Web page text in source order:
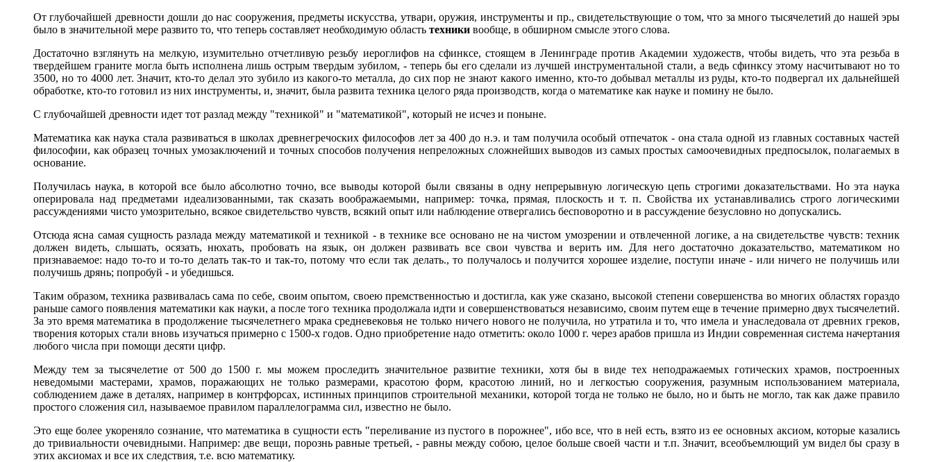
От глубочайшей древности дошли до нас сооружения, предметы искусства, утвари, оружия, инструменты и пр., свидетельствующие о том, что за много тысячелетий до нашей эры
было в значительной мере развито то, что теперь составляет необходимую область техники вообще, в обширном смысле этого слова.
Достаточно взглянуть на мелкую, изумительно отчетливую резьбу иероглифов на сфинксе, стоящем в Ленинграде против Академии художеств, чтобы видеть, что эта резьба в
твердейшем граните могла быть исполнена лишь острым твердым зубилом, - теперь бы его сделали из лучшей инструментальной стали, а ведь сфинксу этому насчитывают но то
3500, но то 4000 лет. Значит, кто-то делал это зубило из какого-то металла, до сих пор не знают какого именно, кто-то добывал металлы из руды, кто-то подвергал их дальнейшей
обработке, кто-то готовил из них инструменты, и, значит, была развита техника целого ряда производств, когда о математике как науке и помину не было.
С глубочайшей древности идет тот разлад между "техникой" и "математикой", который не исчез и поныне.
Математика как наука стала развиваться в школах древнегречоских философов лет за 400 до н.э. и там получила особый отпечаток - она стала одной из главных составных частей
философии, как образец точных умозаключений и точных способов получения непреложных сложнейших выводов из самых простых самоочевидных предпосылок, полагаемых в
основание.
Получилась наука, в которой все было абсолютно точно, все выводы которой были связаны в одну непрерывную логическую цепь строгими доказательствами. Но эта наука
оперировала над предметами идеализованными, так сказать воображаемыми, например: точка, прямая, плоскость и т. п. Свойства их устанавливались строго логическими
рассуждениями чисто умозрительно, всякое свидетельство чувств, всякий опыт или наблюдение отвергались бесповоротно и в рассуждение безусловно но допускались.
Отсюда ясна самая сущность разлада между математикой и техникой - в технике все основано не на чистом умозрении и отвлеченной логике, а на свидетельстве чувств: техник
должен видеть, слышать, осязать, нюхать, пробовать на язык, он должен развивать все свои чувства и верить им. Для него достаточно доказательство, математиком но
признаваемое: надо то-то и то-то делать так-то и так-то, потому что если так делать., то получалось и получится хорошее изделие, поступи иначе - или ничего не получишь или
получишь дрянь; попробуй - и убедишься.
Таким образом, техника развивалась сама по себе, своим опытом, своею премственностью и достигла, как уже сказано, высокой степени совершенства во многих областях гораздо
раньше самого появления математики как науки, а после того техника продолжала идти и совершенствоваться независимо, своим путем еще в течение примерно двух тысячелетий.
За это время математика в продолжение тысячелетнего мрака средневековья не только ничего нового не получила, но утратила и то, что имела и унаследовала от древних греков,
творения которых стали вновь изучаться примерно с 1500-х годов. Одно приобретение надо отметить: около 1000 г. через арабов пришла из Индии современная система начертания
любого числа при помощи десяти цифр.
Между тем за тысячелетие от 500 до 1500 г. мы можем проследить значительное развитие техники, хотя бы в виде тех неподражаемых готических храмов, построенных
неведомыми мастерами, храмов, поражающих не только размерами, красотою форм, красотою линий, но и легкостью сооружения, разумным использованием материала,
соблюдением даже в деталях, например в контрфорсах, истинных принципов строительной механики, которой тогда не только не было, но и быть не могло, так как даже правило
простого сложения сил, называемое правилом параллелограмма сил, известно не было.
Это еще более укореняло сознание, что математика в сущности есть "переливание из пустого в порожнее", ибо все, что в ней есть, взято из ее основных аксиом, которые казались
до тривиальности очевидными. Например: две вещи, порознь равные третьей, - равны между собою, целое больше своей части и т.п. Значит, всеобъемлющий ум видел бы сразу в
этих аксиомах и все их следствия, т.е. всю математику.